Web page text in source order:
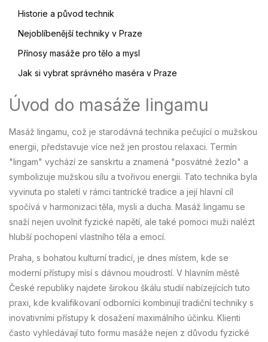
Historie a původ technik
Nejoblíbenější techniky v Praze
Přínosy masáže pro tělo a mysl
Jak si vybrat správného maséra v Praze
Úvod do masáže lingamu
Masáž lingamu, což je starodávná technika pečující o mužskou
energii, představuje více než jen prostou relaxaci. Termín
"lingam" vychází ze sanskrtu a znamená "posvátné žezlo" a
symbolizuje mužskou sílu a tvořivou energii. Tato technika byla
vyvinuta po staletí v rámci tantrické tradice a její hlavní cíl
spočívá v harmonizaci těla, mysli a ducha. Masáž lingamu se
snaží nejen uvolnit fyzické napětí, ale také pomoci muži nalézt
hlubší pochopení vlastního těla a emocí.
Praha, s bohatou kulturní tradicí, je dnes místem, kde se
moderní přístupy mísí s dávnou moudrostí. V hlavním městě
České republiky najdete širokou škálu studií nabízejících tuto
praxi, kde kvalifikovaní odborníci kombinují tradiční techniky s
inovativními přístupy k dosažení maximálního účinku. Klienti
často vyhledávají tuto formu masáže nejen z důvodu fyzické